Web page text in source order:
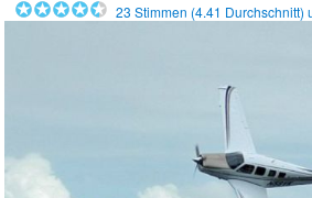
23 Stimmen (4.41 Durchschnitt)